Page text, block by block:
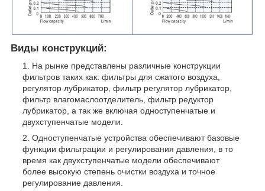
Виды конструкций:
На рынке представлены различные конструкции
фильтров таких как: фильтры для сжатого воздуха,
регулятор лубрикатор, фильтр регулятор лубрикатор,
фильтр влагомаслоотделитель, фильтр редуктор
лубрикатор, а так же включая одноступенчатые и
двухступенчатые модели.
Одноступенчатые устройства обеспечивают базовые
функции фильтрации и регулирования давления, в то
время как двухступенчатые модели обеспечивают
более высокую степень очистки воздуха и точное
регулирование давления.